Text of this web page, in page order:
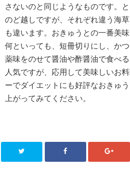
さないのと同じようなものです。
のど越しですが、それぞれ違う海
も違います。おきゅうとの一番美
何といっても、短冊切りにし、か
薬味をのせて醤油や酢醤油で食べ
人気ですが、応用して美味しいお
ーでダイエットにも好評なおきゅ
上がってみてください。